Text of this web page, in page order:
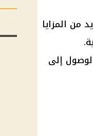
من المزايا
إلى